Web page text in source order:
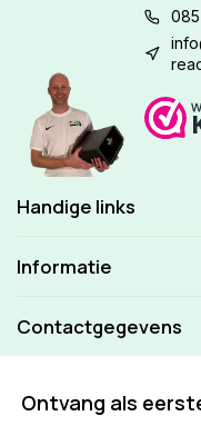
Handige links
Informatie
Contactgegevens
Ontvang als